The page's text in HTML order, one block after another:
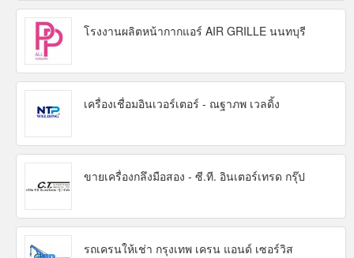
โรงงานผลิตหน้ากากแอร์ AIR GRILLE นนทบุรี
เครื่องเชื่อมอินเวอร์เตอร์ - ณฐาภพ เวลดิ้ง
ขายเครื่องกลึงมือสอง - ซี.ที. อินเตอร์เทรด กรุ๊ป
รถเครนให้เช่า กรุงเทพ เครน แอนด์ เซอร์วิส